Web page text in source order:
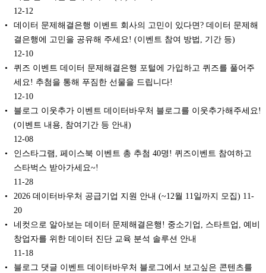
12-12
데이터 문제해결은행 이벤트 회사의 고민이 있다면? 데이터 문제해
결은행에 고민을 공유해 주세요! (이벤트 참여 방법, 기간 등)
12-10
퀴즈 이벤트 데이터 문제해결은행 포털에 가입하고 퀴즈를 풀어주
세요! 추첨을 통해 푸짐한 선물을 드립니다!
12-10
블로그 이웃추가 이벤트 데이터바우처 블로그를 이웃추가해주세요!
(이벤트 내용, 참여기간 등 안내)
12-08
인스타그램, 페이스북 이벤트 총 추첨 40명! 퀴즈이벤트 참여하고
스타벅스 받아가세요~!
11-28
2026 데이터바우처 공급기업 지원 안내 (~12월 11일까지 모집) 11-
20
네컷으로 알아보는 데이터 문제해결은행! 중소기업, 스타트업, 예비
창업자를 위한 데이터 진단 교육 분석 솔루션 안내
11-18
블로그 댓글 이벤트 데이터바우처 블로그에서 보고싶은 콘텐츠를